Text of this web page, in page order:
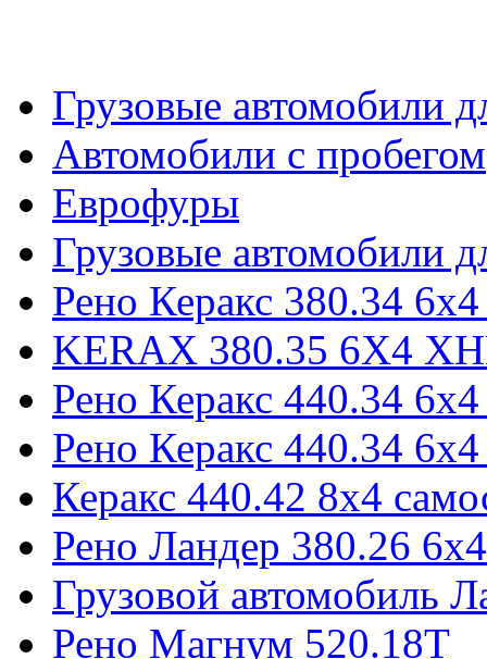
Грузовые автомобили
Автомобили с пробегом
Еврофуры
Грузовые автомобили
Рено Керакс 380.34
KERAX 380.35 6X4
Рено Керакс 440.34
Рено Керакс 440.34
Керакс 440.42 8x4
Рено Ландер 380.26 6x4
Грузовой автомобиль
Рено Магнум 520.18Т